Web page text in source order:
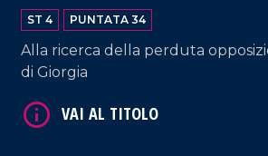
ST 4 PUNTATA 34
Alla ricerca della perduta
di Giorgia
VAI AL TITOLO